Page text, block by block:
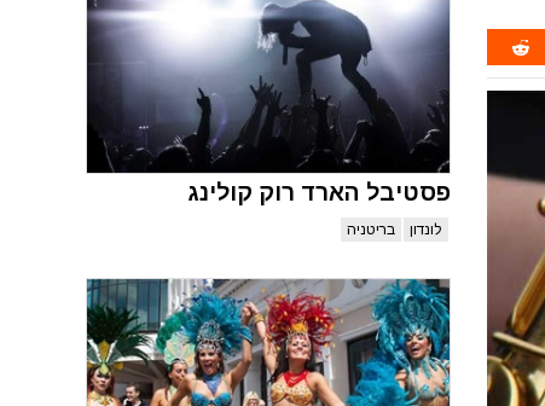
פסטיבל הארד רוק קולינג
לונדון בריטניה